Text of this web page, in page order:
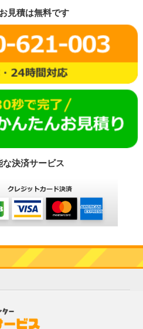
見積は無料です
な決済サービス